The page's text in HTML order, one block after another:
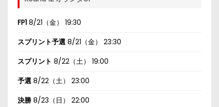
FP1 8/21（金） 19:30
スプリント予選 8/21（金） 23:30
スプリント 8/22（土） 19:00
予選 8/22（土） 23:00
決勝 8/23（日） 22:00